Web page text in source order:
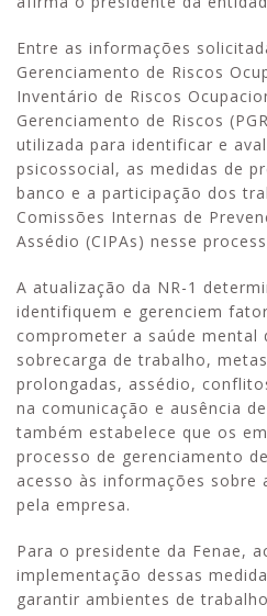
Entre as informações
Gerenciamento de Riscos
Inventário de Riscos
Gerenciamento de Riscos
utilizada para identificar e
psicossocial, as medidas de
banco e a participação dos
Comissões Internas de
Assédio (CIPAs) nesse
A atualização da NR-1
identifiquem e gerenciem
comprometer a saúde mental
sobrecarga de trabalho,
prolongadas, assédio,
na comunicação e ausência
também estabelece que os
processo de gerenciamento
acesso às informações sobre
pela empresa.
Para o presidente da Fenae,
implementação dessas
garantir ambientes de